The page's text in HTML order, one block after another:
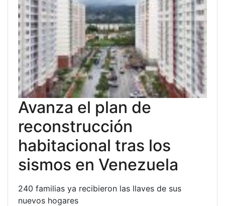
Avanza el plan de
reconstrucción
habitacional tras los
sismos en Venezuela
240 familias ya recibieron las llaves de sus
nuevos hogares